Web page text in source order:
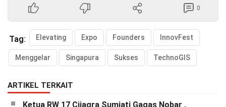
0
Tag: Elevating Expo Founders InnovFest
Menggelar Singapura Sukses TechnoGIS
ARTIKEL TERKAIT
Ketua RW 17 Cijagra Sumiati Gagas Nobar ,